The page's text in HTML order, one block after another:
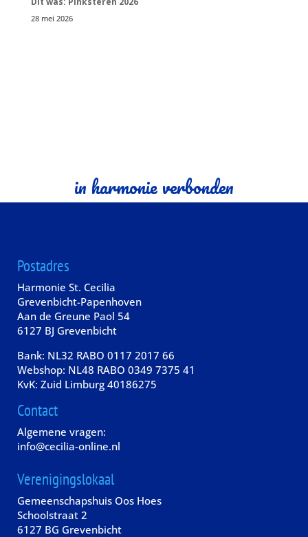
28 mei 2026
in harmonie verbonden
Postadres
Harmonie St. Cecilia
Grevenbicht-Papenhoven
Aan de Greune Paol 54
6127 BJ Grevenbicht
Bank: NL32 RABO 0117 2017 66
Webshop: NL48 RABO 0349 7375 41
KvK: Zuid Limburg 40186275
Contact
Algemene vragen:
info@cecilia-online.nl
Verenigingslokaal
Gemeenschapshuis Oos Hoes
Schoolstraat 2
6127 BG Grevenbicht